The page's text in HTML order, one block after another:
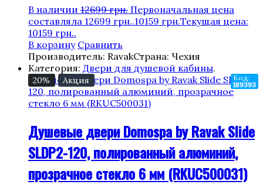
В наличии 12699грн. Первоначальная цена
составляла 12699 грн..10159 грн.Текущая цена:
10159 грн..
В корзину Сравнить
Производитель: RavakСтрана: Чехия
Категория: Двери для душевой кабины.
Код:
189393
20% Акция
Душевые двери Domospa by Ravak Slide
SLDP2-120, полированный алюминий,
прозрачное стекло 6 мм (RKUC500031)